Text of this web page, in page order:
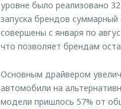
уровне было реализовано
запуска брендов
совершены с января по
что позволяет брендам
Основным драйвером
автомобили на
модели пришлось 57% от